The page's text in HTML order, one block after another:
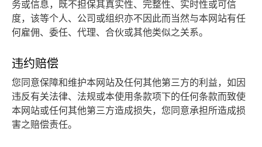
务或信息，既不担保其真实性、完整性、实时性或可信
度，该等个人、公司或组织亦不因此而当然与本网站有任
何雇佣、委任、代理、合伙或其他类似之关系。
违约赔偿
您同意保障和维护本网站及任何其他第三方的利益，如因
违反有关法律、法规或本使用条款项下的任何条款而致使
本网站或任何其他第三方造成损失，您同意承担所造成损
害之赔偿责任。